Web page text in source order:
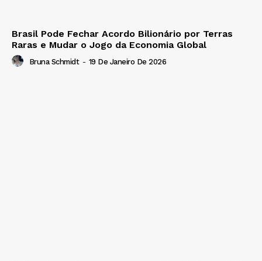
Brasil Pode Fechar Acordo Bilionário por Terras
Raras e Mudar o Jogo da Economia Global
Bruna Schmidt - 19 De Janeiro De 2026